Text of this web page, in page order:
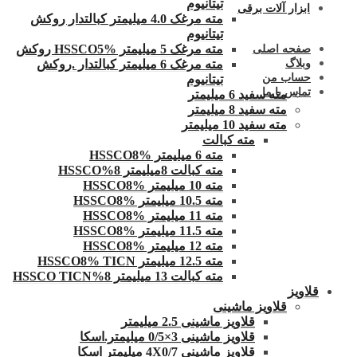
ابزار آلات برقی
صفحه اصلی
وبلاگ
حساب من
تماس با ما
تیتانیوم
مته مرغک 4.0 میلیمتر کبالتدار روکش
تیتانیوم
مته مرغک 5 میلیمتر HSSCO5% روکش
مته مرغک 6 میلیمتر کبالتدار .روکش
تیتانیوم
مته سفید 6 میلیمتر
مته سفید 8 میلیمتر
مته سفید 10 میلیمتر
مته کبالت
مته 6 میلیمتر HSSCO8%
مته کبالت 8میلیمتر 8%HSSCO
مته 10 میلیمتر HSSCO8%
مته 10.5 میلیمتر HSSCO8%
مته 11 میلیمتر HSSCO8%
مته 11.5 میلیمتر HSSCO8%
مته 12 میلیمتر HSSCO8%
مته 12.5 میلیمتر HSSCO8% TICN
مته کبالت 13 میلیمتر 8%HSSCO TICN
قلاویز
قلاویز ماشینی
قلاویز ماشینی 2.5 میلیمتر
قلاویز ماشینی 3×0/5 میلیمتر.اسکا
قلاویز ماشینی 4X0/7 میلیمتر اسکا